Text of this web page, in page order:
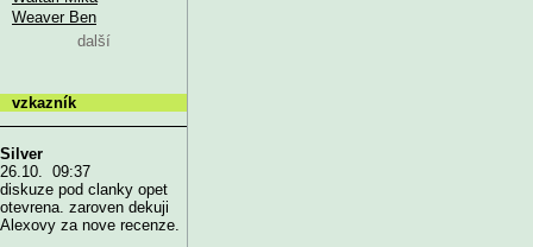
Weaver Ben
další
vzkazník
Silver
26.10. 09:37
diskuze pod clanky opet
otevrena. zaroven dekuji
Alexovy za nove recenze.